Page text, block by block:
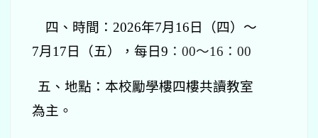
四、時間：2026年7月16日（四）～
7月17日（五），每日9 ：00～16：00
五、地點：本校勵學樓四樓共讀教室
為主。